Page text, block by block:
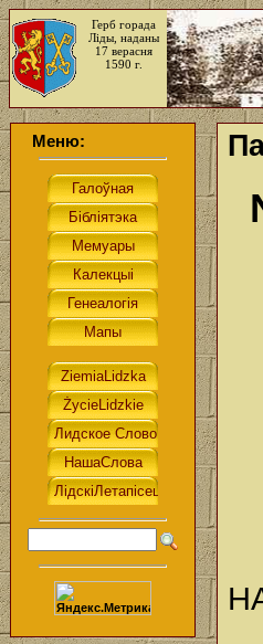
Герб горада
Ліды, наданы
17 верасня
1590 г.
Меню: